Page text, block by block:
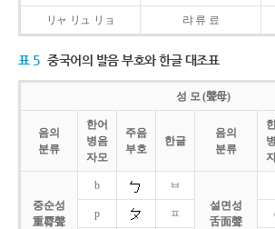
リャ リュ リョ 랴 류 료
표 5 중국어의 발음 부호와 한글 대조표
성 모 (聲母)
음의
분류
한어
병음
자모
주음
부호
한글
음의
분류
중순성
重脣聲
b
ㅂ
설면성
舌面聲
p ㅍ